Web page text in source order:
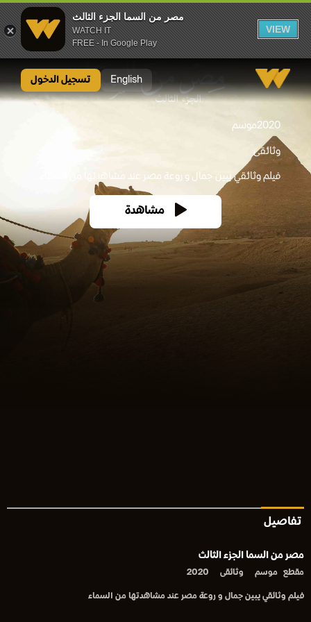
مصر من السما الجزء الثالث
WATCH IT
FREE - In Google Play
VIEW
English تسجيل الدخول
2020موسم
وثائقى
فيلم وثائقي يبين جمال و روعة مصر عند مشاهدتها من السماء...
مشاهدة
تفاصيل
مصر من السما الجزء الثالث
مقطع موسم وثائقى 2020
فيلم وثائقي يبين جمال و روعة مصر عند مشاهدتها من السماء